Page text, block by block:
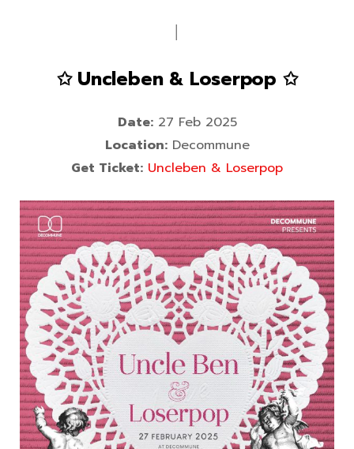
✩ Uncleben & Loserpop ✩
Date:27 Feb 2025
Location:Decommune
Get Ticket: Uncleben & Loserpop